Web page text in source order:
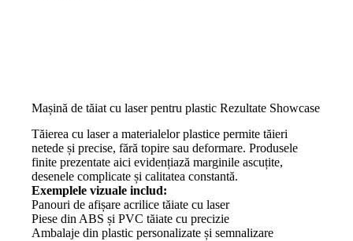
Mașină de tăiat cu laser pentru plastic Rezultate Showcase
Tăierea cu laser a materialelor plastice permite tăieri
netede și precise, fără topire sau deformare. Produsele
finite prezentate aici evidențiază marginile ascuțite,
desenele complicate și calitatea constantă.
Exemplele vizuale includ:
Panouri de afișare acrilice tăiate cu laser
Piese din ABS și PVC tăiate cu precizie
Ambalaje din plastic personalizate și semnalizare